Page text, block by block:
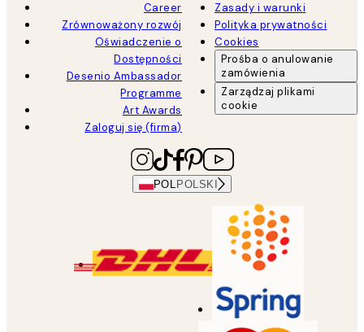
Career
Zrównoważony rozwój
Oświadczenie o
Dostępności
Desenio Ambassador
Programme
Art Awards
Zaloguj się (firma)
Zasady i warunki
Polityka prywatności
Cookies
Prośba o anulowanie
zamówienia
Zarządzaj plikami
cookie
POL POLSKI